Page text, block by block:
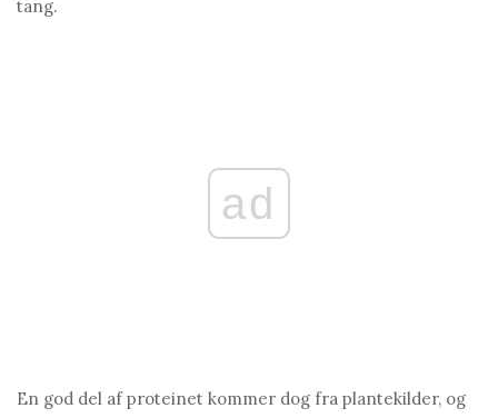
tang.
ad
En god del af proteinet kommer dog fra plantekilder, og